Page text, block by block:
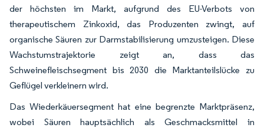
der höchsten im Markt, aufgrund des EU-Verbots von
therapeutischem Zinkoxid, das Produzenten zwingt, auf
organische Säuren zur Darmstabilisierung umzusteigen. Diese
Wachstumstrajektorie zeigt an, dass das
Schweinefleischsegment bis 2030 die Marktanteilslücke zu
Geflügel verkleinern wird.
Das Wiederkäuersegment hat eine begrenzte Marktpräsenz,
wobei Säuren hauptsächlich als Geschmacksmittel in